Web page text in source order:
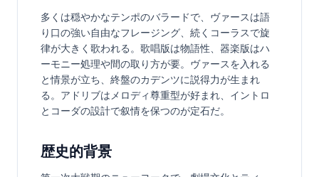
多くは穏やかなテンポのバラードで、ヴァースは語
り口の強い自由なフレージング、続くコーラスで旋
律が大きく歌われる。歌唱版は物語性、器楽版はハ
ーモニー処理や間の取り方が要。ヴァースを入れる
と情景が立ち、終盤のカデンツに説得力が生まれ
る。アドリブはメロディ尊重型が好まれ、イントロ
とコーダの設計で叙情を保つのが定石だ。
歴史的背景